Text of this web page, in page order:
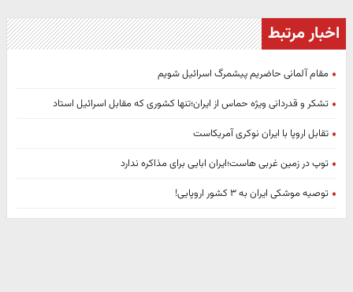
اخبار مرتبط
مقام آلمانی حاضریم پیشمرگ اسرائیل شویم
تشکر و قدردانی ویژه حماس از ایران؛تنها کشوری که مقابل اسرائیل استاد
تقابل اروپا با ایران نوکری آمریکاست
توپ در زمین غربی هاست؛ایران ابایی برای مذاکره ندارد
توصیه موشکی ایران به ۳ کشور اروپایی!